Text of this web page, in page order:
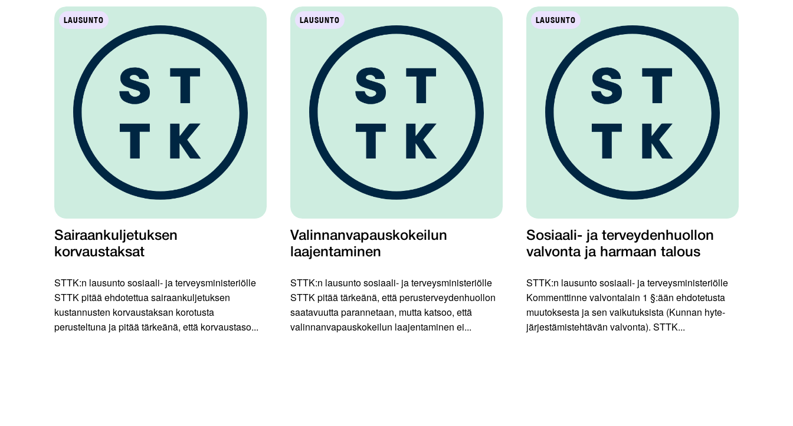
LAUSUNTO
Sairaankuljetuksen
korvaustaksat
STTK:n lausunto sosiaali- ja terveysministeriölle
STTK pitää ehdotettua sairaankuljetuksen
kustannusten korvaustaksan korotusta
perusteltuna ja pitää tärkeänä, että korvaustaso...
LAUSUNTO
Valinnanvapauskokeilun
laajentaminen
STTK:n lausunto sosiaali- ja terveysministeriölle
STTK pitää tärkeänä, että perusterveydenhuollon
saatavuutta parannetaan, mutta katsoo, että
valinnanvapauskokeilun laajentaminen ei...
LAUSUNTO
Sosiaali- ja terveydenhuollon
valvonta ja harmaan talous
STTK:n lausunto sosiaali- ja terveysministeriölle
Kommenttinne valvontalain 1 §:ään ehdotetusta
muutoksesta ja sen vaikutuksista (Kunnan hyte-
järjestämistehtävän valvonta). STTK...